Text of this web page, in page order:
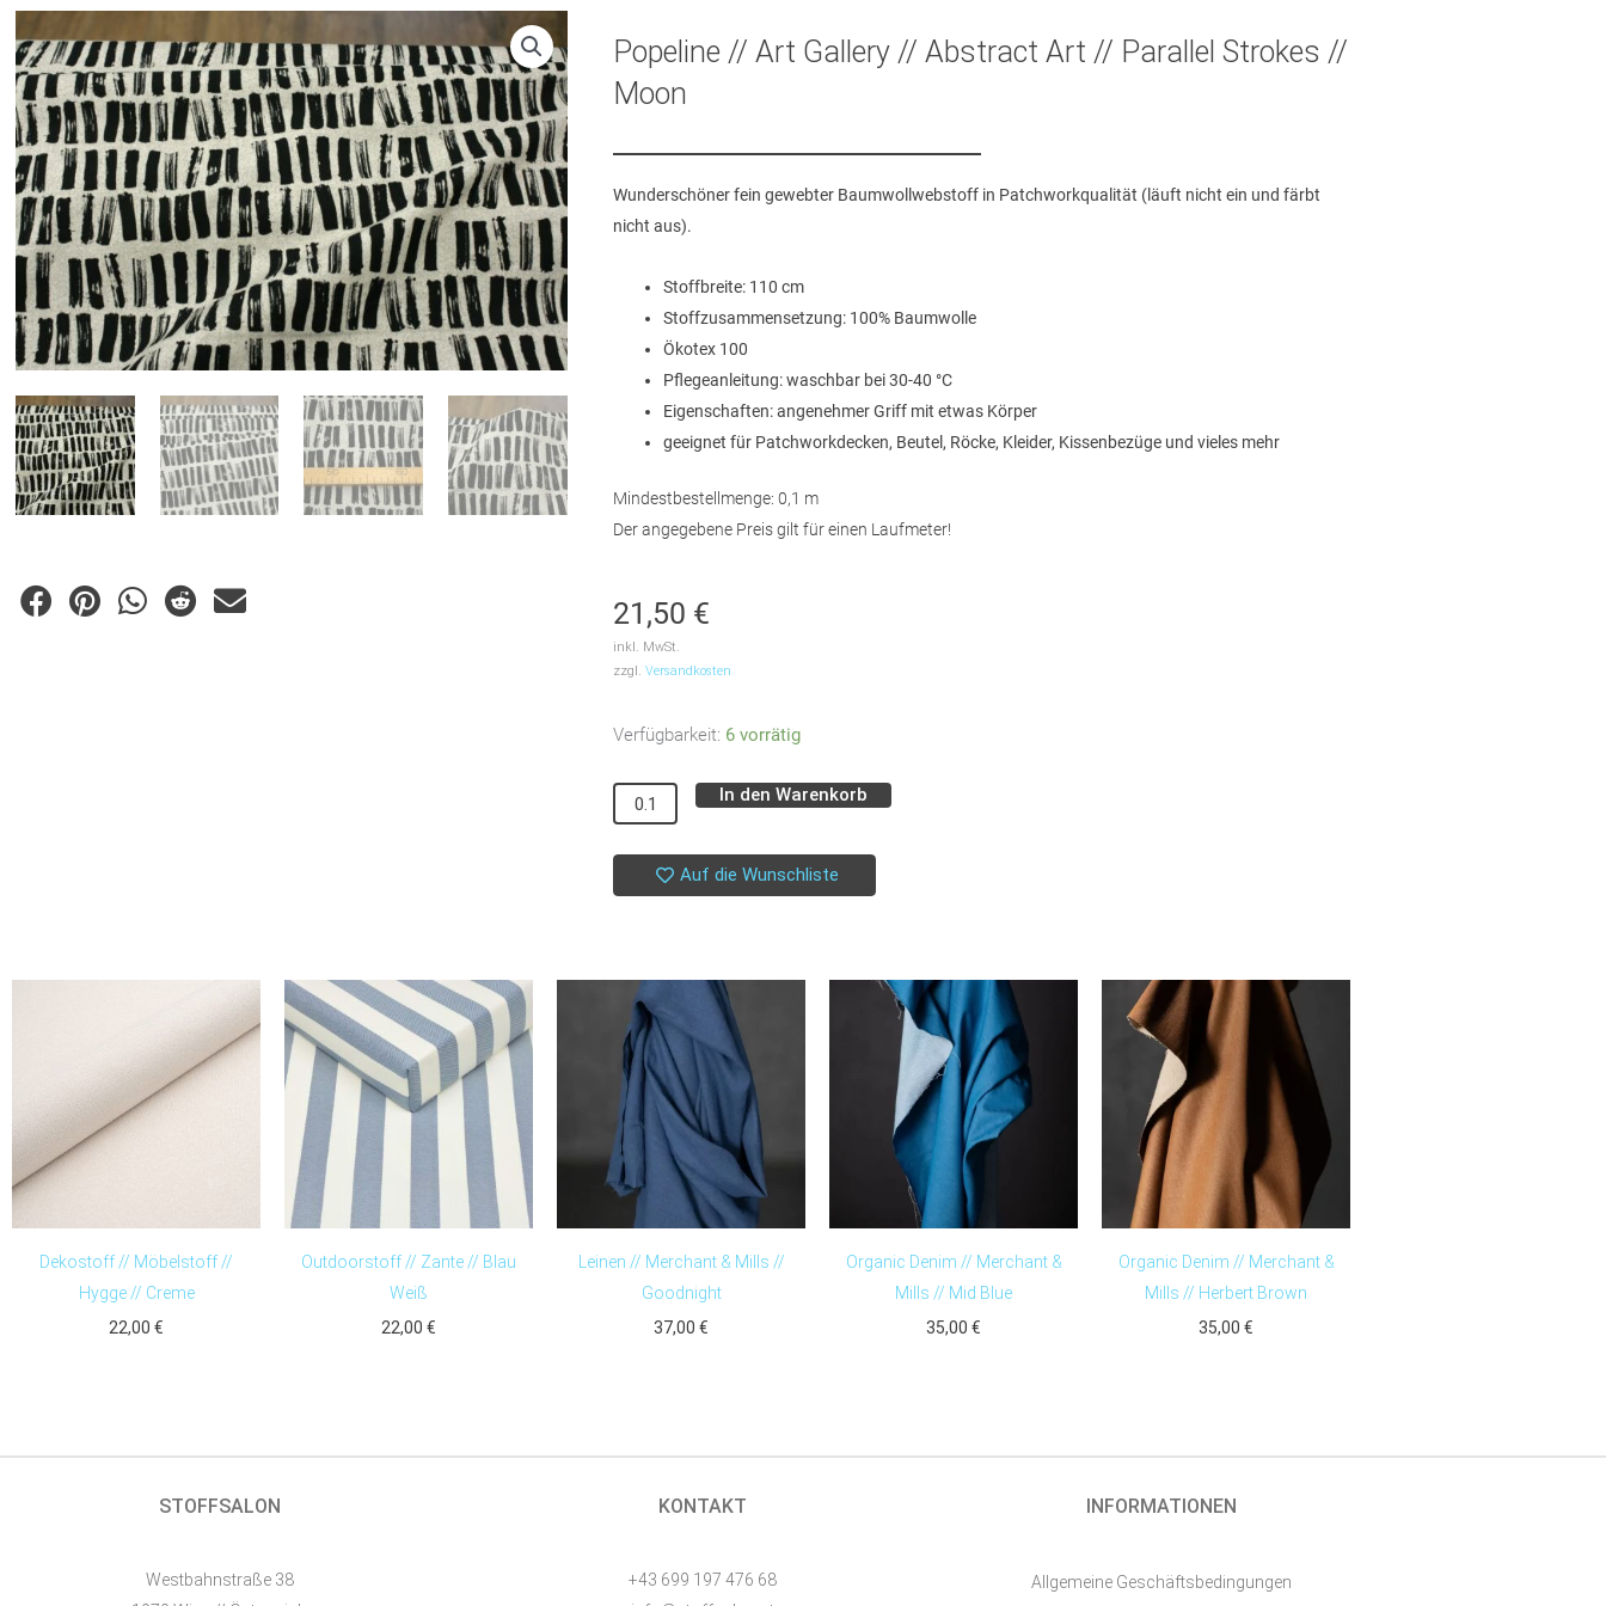
Popeline // Art Gallery // Abstract Art // Parallel Strokes //
Moon
Wunderschöner fein gewebter Baumwollwebstoff in Patchworkqualität (läuft nicht ein und färbt
nicht aus).
Stoffbreite: 110 cm
Stoffzusammensetzung: 100% Baumwolle
Ökotex 100
Pflegeanleitung: waschbar bei 30-40 °C
Eigenschaften: angenehmer Griff mit etwas Körper
geeignet für Patchworkdecken, Beutel, Röcke, Kleider, Kissenbezüge und vieles mehr
Mindestbestellmenge: 0,1 m
Der angegebene Preis gilt für einen Laufmeter!
21,50 €
inkl. MwSt.
zzgl. Versandkosten
Verfügbarkeit: 6 vorrätig
Popeline
Art
Gallery
//
Abstract
Parallel
Strokes
Moon
Menge
In den Warenkorb
Auf die Wunschliste
Dekostoff // Möbelstoff //
Hygge // Creme
22,00 €
Outdoorstoff // Zante // Blau
Weiß
22,00 €
Leinen // Merchant & Mills //
Goodnight
37,00 €
Organic Denim // Merchant &
Mills // Mid Blue
35,00 €
Organic Denim // Merchant &
Mills // Herbert Brown
35,00 €
STOFFSALON
Westbahnstraße 38
KONTAKT
+43 699 197 476 68
INFORMATIONEN
Allgemeine Geschäftsbedingungen